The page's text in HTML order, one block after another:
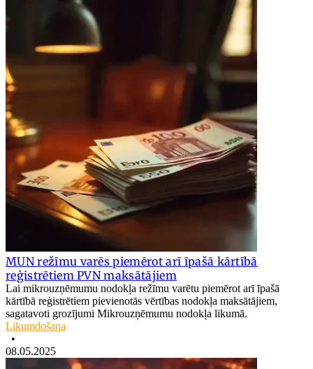
MUN režīmu varēs piemērot arī īpašā kārtībā
reģistrētiem PVN maksātājiem
Lai mikrouzņēmumu nodokļa režīmu varētu piemērot arī īpašā
kārtībā reģistrētiem pievienotās vērtības nodokļa maksātājiem,
sagatavoti grozījumi Mikrouzņēmumu nodokļa likumā.
Likumdošana
•
08.05.2025